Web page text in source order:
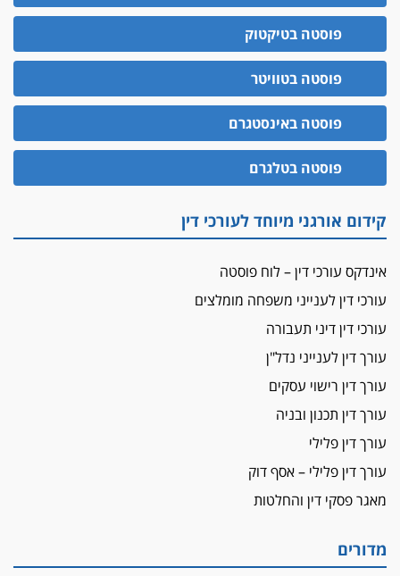
פוסטה בטיקטוק
פוסטה בטוויטר
פוסטה באינסטגרם
פוסטה בטלגרם
קידום אורגני מיוחד לעורכי דין
אינדקס עורכי דין – לוח פוסטה
עורכי דין לענייני משפחה מומלצים
עורכי דין דיני תעבורה
עורך דין לענייני נדל"ן
עורך דין רישוי עסקים
עורך דין תכנון ובניה
עורך דין פלילי
עורך דין פלילי – אסף דוק
מאגר פסקי דין והחלטות
מדורים